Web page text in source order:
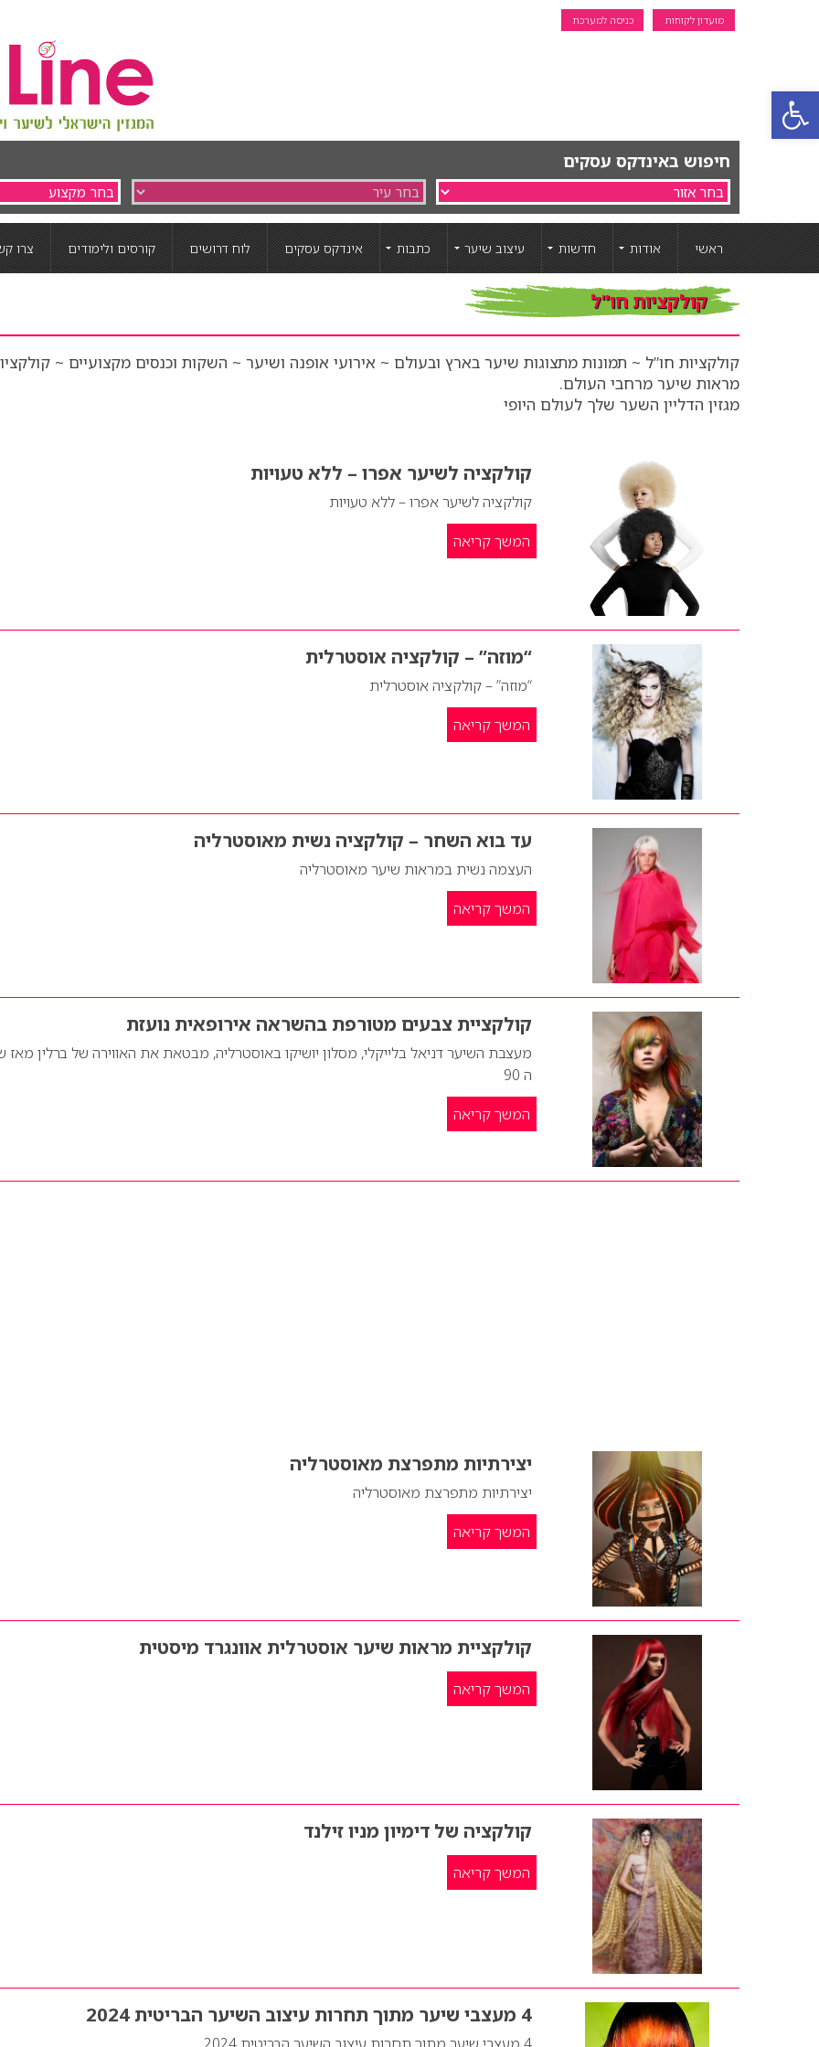
פתח סרגל נגישות
מועדון לקוחות כניסה למערכת
חיפוש באינדקס עסקים
ראשי אודות חדשות עיצוב שיער כתבות אינדקס עסקים לוח דרושים קורסים ולימודים צרו
קולקציות חו"ל
קולקציות חו”ל ~ תמונות מתצוגות שיער בארץ ובעולם ~ אירועי אופנה ושיער ~ השקות וכנסים מקצועיים ~
מראות שיער מרחבי העולם.
מגזין הדליין השער שלך לעולם היופי
קולקציה לשיער אפרו – ללא טעויות
קולקציה לשיער אפרו – ללא טעויות
המשך קריאה
“מוזה” – קולקציה אוסטרלית
“מוזה” – קולקציה אוסטרלית
המשך קריאה
עד בוא השחר – קולקציה נשית מאוסטרליה
העצמה נשית במראות שיער מאוסטרליה
המשך קריאה
קולקציית צבעים מטורפת בהשראה אירופאית נועזת
מעצבת השיער דניאל בלייקלי, מסלון יושיקו באוסטרליה, מבטאת את האווירה של ברלין מאז
ה 90
המשך קריאה
יצירתיות מתפרצת מאוסטרליה
יצירתיות מתפרצת מאוסטרליה
המשך קריאה
קולקציית מראות שיער אוסטרלית אוונגרד מיסטית
המשך קריאה
קולקציה של דימיון מניו זילנד
המשך קריאה
4 מעצבי שיער מתוך תחרות עיצוב השיער הבריטית 2024